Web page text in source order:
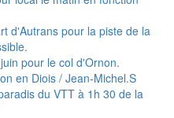
d'Autrans pour la piste de la
pour le col d'Ornon.
en Diois / Jean-Michel.S
du VTT à 1h 30 de la